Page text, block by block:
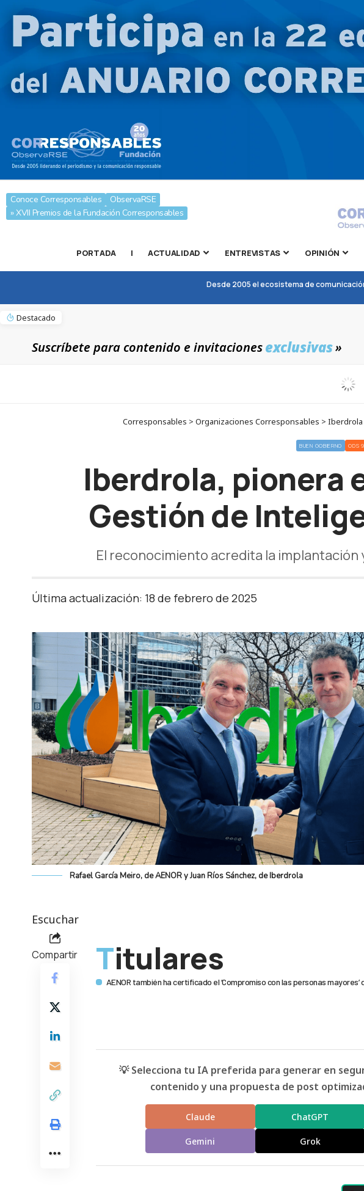
Conoce Corresponsables
ObservaRSE
» XVII Premios de la Fundación Corresponsables
PORTADA | ACTUALIDAD ENTREVISTAS OPINIÓN
Desde 2005 el ecosistema de
Destacado
Suscríbete para contenido e invitacionesexclusivas»
Corresponsables > Organizaciones Corresponsables >
BUEN GOBIERNO ODS
Iberdrola, pionera
Gestión de
El reconocimiento acredita la
Última actualización: 18 de febrero de 2025
Rafael García Meiro, de AENOR y Juan Ríos Sánchez, de Iberdrola
Escuchar
Compartir Titulares
AENOR también ha certificado el ‘Compromiso con las personas
💡 Selecciona tu IA preferida para generar en
contenido y una propuesta de post
Claude ChatGPT
Gemini Grok